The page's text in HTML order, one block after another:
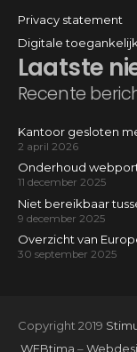
Laatste
Recente
Kantoor gesloten
2 april 2026
Onderhoud
11 december 2025
Niet bereikbaar
9 december 2025
Overzicht van
30 september 2025
Privacy statement
Digitale
Copyright 2019
WEBtima –